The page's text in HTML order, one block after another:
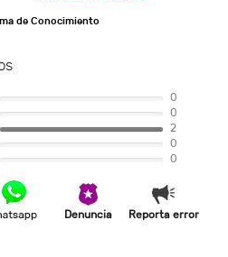
de Conocimiento
0
0
2
0
0
Denuncia Reporta error